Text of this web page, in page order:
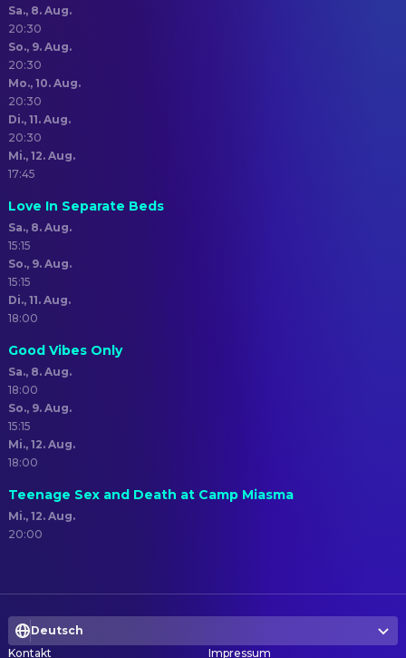
Sa., 8. Aug.
20:30
So., 9. Aug.
20:30
Mo., 10. Aug.
20:30
Di., 11. Aug.
20:30
Mi., 12. Aug.
17:45
Love In Separate Beds
Sa., 8. Aug.
15:15
So., 9. Aug.
15:15
Di., 11. Aug.
18:00
Good Vibes Only
Sa., 8. Aug.
18:00
So., 9. Aug.
15:15
Mi., 12. Aug.
18:00
Teenage Sex and Death at Camp Miasma
Mi., 12. Aug.
20:00
Deutsch
Kontakt
Impressum